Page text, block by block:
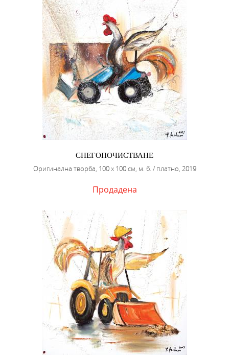
СНЕГОПОЧИСТВАНЕ
Оригинална творба, 100 х 100 см, м. б. / платно, 2019
Продадена